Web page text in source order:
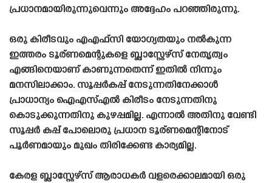
പ്രധാനമായിരുന്നുവെന്നും അദ്ദേഹം പറഞ്ഞിരുന്നു.
ഒരു കിരീടവും എഎഫ്‌സി യോഗ്യതയും നൽകുന്ന
ഇത്തരം ടൂര്ണമെന്റുകളെ ബ്ലാസ്റ്റേഴ്‌സ് നേതൃത്വം
എങ്ങിനെയാണ് കാണുന്നതെന്ന് ഇതിൽ നിന്നും
മനസിലാക്കാം. സൂപ്പർകപ്പ് നേടുന്നതിനേക്കാൾ
പ്രാധാന്യം ഐഎസ്എൽ കിരീടം നേടുന്നതിനു
കൊടുക്കുന്നതിനു കുഴപ്പമില്ല. എന്നാൽ അതിനു വേണ്ടി
സൂപ്പർ കപ്പ് പോലൊരു പ്രധാന ടൂര്ണമെന്റിനോട്‌
പൂർണമായും മുഖം തിരിക്കേണ്ട കാര്യമില്ല.
കേരള ബ്ലാസ്റ്റേഴ്‌സ് ആരാധകർ വളരെക്കാലമായി ഒരു